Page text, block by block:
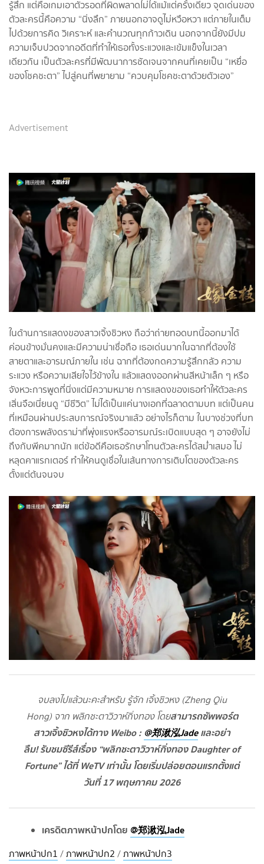
รู้สึก แต่คือเกมเอาตัวรอดที่ผิดพลาดไม่ได้แม้แต่ครั้งเดียว จุดเด่นของ
ตัวละครนี้คือความ “นิ่งลึก” ภายนอกอาจดูไม่หวือหวา แต่ภายในเต็ม
ไปด้วยการคิด วิเคราะห์ และคำนวณทุกก้าวเดิน นอกจากนี้ยังมีปม
ความเจ็บปวดจากอดีตที่ทำให้เธอทั้งระแวงและเข้มแข็งในเวลา
เดียวกัน เป็นตัวละครที่มีพัฒนาการชัดเจนจากคนที่เคยเป็น “เหยื่อ
ของโชคชะตา” ไปสู่คนที่พยายาม “ควบคุมโชคชะตาด้วยตัวเอง”
Advertisement
ในด้านการแสดงของสาวเจิ้งชิวหง ถือว่าถ่ายทอดบทนี้ออกมาได้
ค่อนข้างมั่นคงและมีความน่าเชื่อถือ เธอเด่นมากในฉากที่ต้องใช้
สายตาและอารมณ์ภายใน เช่น ฉากที่ต้องกดความรู้สึกกลัว ความ
ระแวง หรือความเสียใจไว้ข้างใน แล้วแสดงออกผ่านสีหน้าเล็ก ๆ หรือ
จังหวะการพูดที่นิ่งแต่มีความหมาย การแสดงของเธอทำให้ตัวละคร
เสิ่นจือเนี่ยนดู “มีชีวิต” ไม่ได้เป็นแค่นางเอกที่ฉลาดตามบท แต่เป็นคน
ที่เหมือนผ่านประสบการณ์จริงมาแล้ว อย่างไรก็ตาม ในบางช่วงที่บท
ต้องการพลังดราม่าที่พุ่งแรงหรืออารมณ์ระเบิดแบบสุด ๆ อาจยังไม่
ถึงกับพีคมากนัก แต่ข้อดีคือเธอรักษาโทนตัวละครได้สม่ำเสมอ ไม่
หลุดคาแรกเตอร์ ทำให้คนดูเชื่อในเส้นทางการเติบโตของตัวละคร
ตั้งแต่ต้นจนจบ
จบลงไปแล้วนะคะสำหรับ รู้จัก เจิ้งชิวหง (Zheng Qiu
Hong) จาก พลิกชะตาวิวาห์กิ่งทอง โดยสามารถซัพพอร์ต
สาวเจิ้งชิวหงได้ทาง Weibo : @郑湫泓Jadeและอย่า
ลืม! รับชมซีรีส์เรื่อง “พลิกชะตาวิวาห์กิ่งทอง Daughter of
Fortune” ได้ที่ WeTV เท่านั้น โดยเริ่มปล่อยตอนแรกตั้งแต่
วันที่ 17 พฤษภาคม 2026
เครดิตภาพหน้าปกโดย @郑湫泓Jade
ภาพหน้าปก1 /ภาพหน้าปก2 /ภาพหน้าปก3